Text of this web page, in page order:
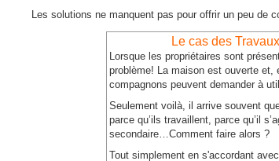
Les solutions ne manquent pas pour offrir un peu de
Le cas des
Lorsque les propriétaires sont
problème! La maison est ouverte et,
compagnons peuvent demander à
Seulement voilà, il arrive souvent
parce qu’ils travaillent, parce qu’il
secondaire…Comment faire alors ?
Tout simplement en s'accordant